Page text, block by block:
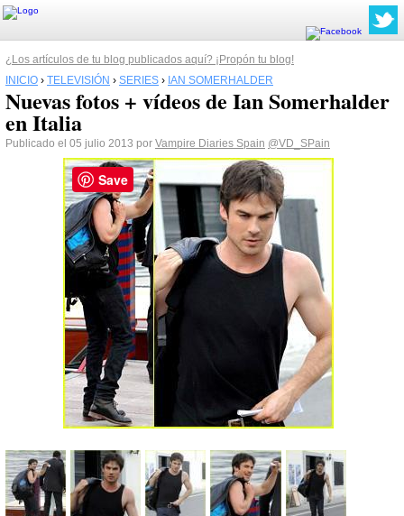
¿Los artículos de tu blog publicados aquí? ¡Propón tu blog!
INICIO › TELEVISIÓN › SERIES › IAN SOMERHALDER
Nuevas fotos + vídeos de Ian Somerhalder
en Italia
Publicado el 05 julio 2013 por Vampire Diaries Spain @VD_SPain
Save